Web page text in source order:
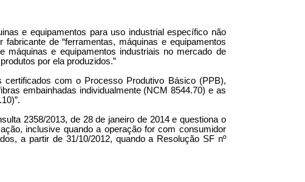
e equipamentos para uso industrial específico não
de “ferramentas, máquinas e equipamentos
e equipamentos industriais no mercado de
por ela produzidos.”
com o Processo Produtivo Básico (PPB),
embainhadas individualmente (NCM 8544.70) e as
2358/2013, de 28 de janeiro de 2014 e questiona o
inclusive quando a operação for com consumidor
a partir de 31/10/2012, quando a Resolução SF nº